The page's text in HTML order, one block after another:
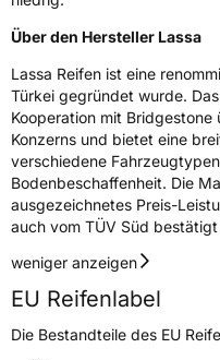
EisgripNein
EPREL ID567999
Allgemeine
HerstellerkontaktODACC
cad.
Über den Hersteller Lassa
Lassa Reifen ist eine
Türkei gegründet wurde.
Kooperation mit
Konzerns und bietet eine
verschiedene
Bodenbeschaffenheit. Die
ausgezeichnetes Preis-
auch vom TÜV Süd
weniger anzeigen
EU Reifenlabel
Die Bestandteile des EU